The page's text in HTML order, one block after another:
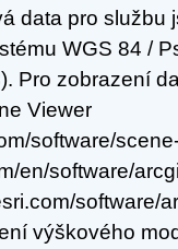
data pro službu
WGS 84 /
Pro zobrazení
Viewer
software/
en/software/
software/
výškového